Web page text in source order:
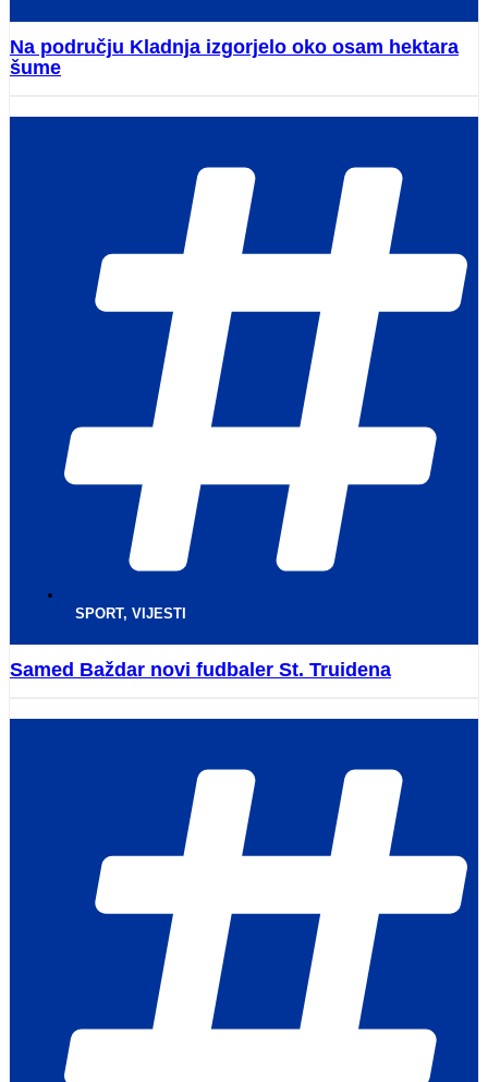
Na području Kladnja izgorjelo oko osam hektara
šume
SPORT, VIJESTI
Samed Baždar novi fudbaler St. Truidena